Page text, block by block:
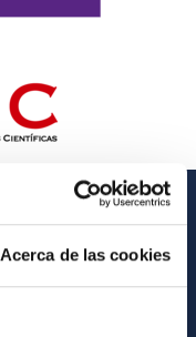
Acerca de las cookies